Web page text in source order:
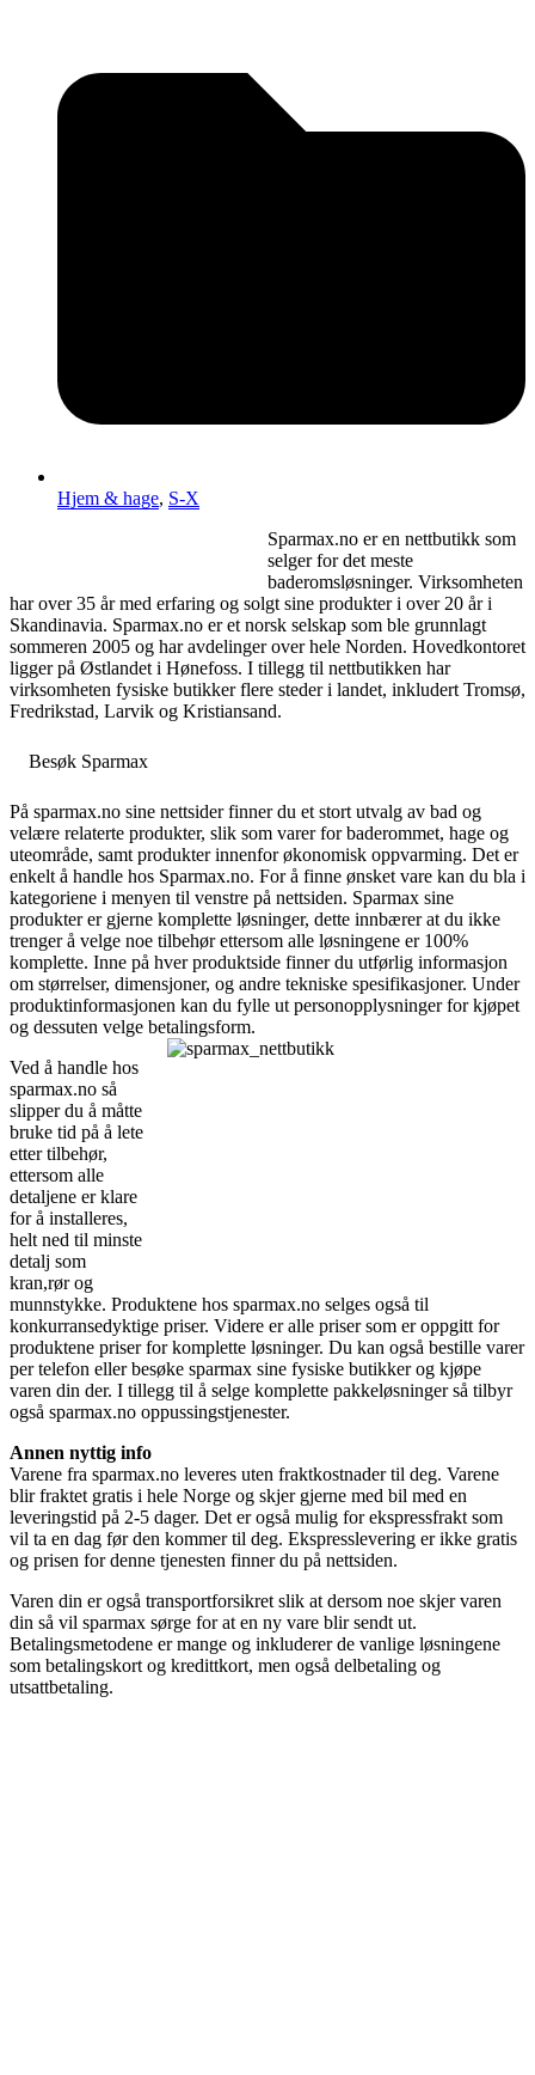
Hjem & hage, S-X
Sparmax.no er en nettbutikk som
selger for det meste
baderomsløsninger. Virksomheten
har over 35 år med erfaring og solgt sine produkter i over 20 år i
Skandinavia. Sparmax.no er et norsk selskap som ble grunnlagt
sommeren 2005 og har avdelinger over hele Norden. Hovedkontoret
ligger på Østlandet i Hønefoss. I tillegg til nettbutikken har
virksomheten fysiske butikker flere steder i landet, inkludert Tromsø,
Fredrikstad, Larvik og Kristiansand.
Besøk Sparmax
På sparmax.no sine nettsider finner du et stort utvalg av bad og
velære relaterte produkter, slik som varer for baderommet, hage og
uteområde, samt produkter innenfor økonomisk oppvarming. Det er
enkelt å handle hos Sparmax.no. For å finne ønsket vare kan du bla i
kategoriene i menyen til venstre på nettsiden. Sparmax sine
produkter er gjerne komplette løsninger, dette innbærer at du ikke
trenger å velge noe tilbehør ettersom alle løsningene er 100%
komplette. Inne på hver produktside finner du utførlig informasjon
om størrelser, dimensjoner, og andre tekniske spesifikasjoner. Under
produktinformasjonen kan du fylle ut personopplysninger for kjøpet
og dessuten velge betalingsform.
Ved å handle hos
sparmax.no så
slipper du å måtte
bruke tid på å lete
etter tilbehør,
ettersom alle
detaljene er klare
for å installeres,
helt ned til minste
detalj som
kran,rør og
munnstykke. Produktene hos sparmax.no selges også til
konkurransedyktige priser. Videre er alle priser som er oppgitt for
produktene priser for komplette løsninger. Du kan også bestille varer
per telefon eller besøke sparmax sine fysiske butikker og kjøpe
varen din der. I tillegg til å selge komplette pakkeløsninger så tilbyr
også sparmax.no oppussingstjenester.
Annen nyttig info
Varene fra sparmax.no leveres uten fraktkostnader til deg. Varene
blir fraktet gratis i hele Norge og skjer gjerne med bil med en
leveringstid på 2-5 dager. Det er også mulig for ekspressfrakt som
vil ta en dag før den kommer til deg. Ekspresslevering er ikke gratis
og prisen for denne tjenesten finner du på nettsiden.
Varen din er også transportforsikret slik at dersom noe skjer varen
din så vil sparmax sørge for at en ny vare blir sendt ut.
Betalingsmetodene er mange og inkluderer de vanlige løsningene
som betalingskort og kredittkort, men også delbetaling og
utsattbetaling.